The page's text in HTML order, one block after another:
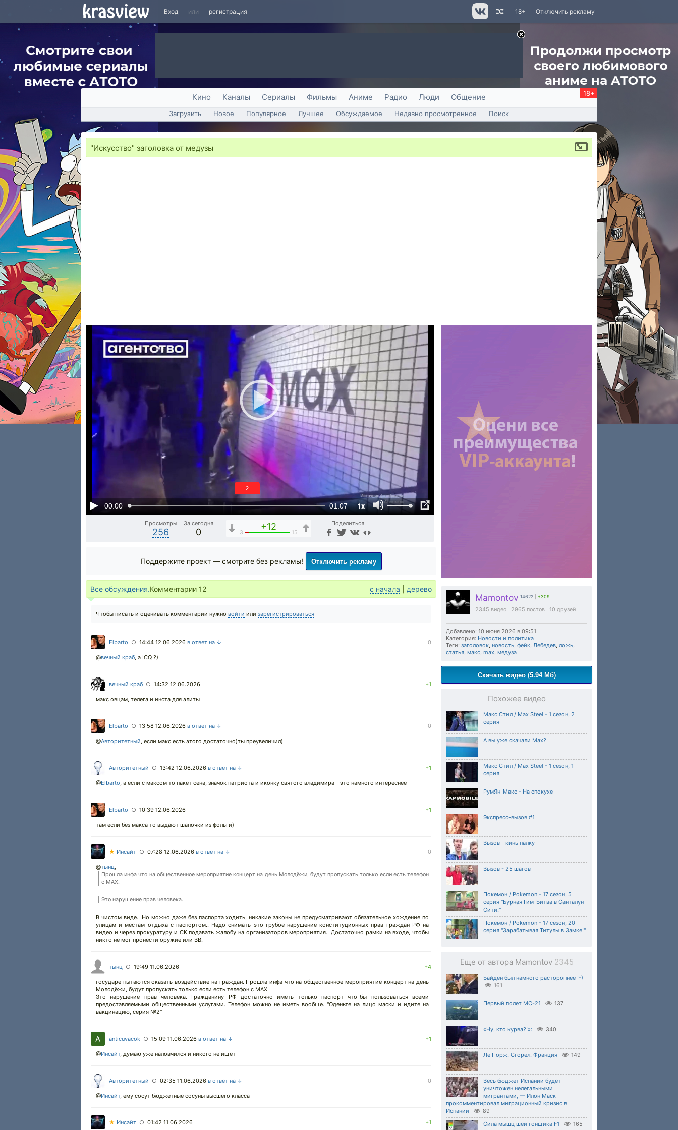
Вход или регистрация Отключить рекламу
18+
Кино Каналы Сериалы Фильмы Аниме Радио Люди Общение 18+
Загрузить Новое Популярное Лучшее Обсуждаемое Недавно просмотренное Поиск
"Искусство" заголовка от медузы
00:00 01:07 1x
1
Просмотры
256
За сегодня
0
+12
3 15
Поделиться
Mamontov 14622 +309
2345 видео 2965 постов 10 друзей
Добавлено: 10 июня 2026 в 09:51
Категория: Новости и политика
Теги: заголовок, новость, фейк, Лебедев, ложь,
статья, макс, max, медуза
Скачать видео (5.94 Мб)
Похожее видео
Макс Стил / Max Steel - 1 сезон, 2
серия
А вы уже скачали Max?
Макс Стил / Max Steel - 1 сезон, 1
серия
РумЯн-Макс - На спокухе
Экспресс-вызов #1
Вызов - кинь палку
Вызов - 25 шагов
Покемон / Pokemon - 17 сезон, 5
серия "Бурная Гим-Битва в Санталун-
Сити!"
Покемон / Pokemon - 17 сезон, 20
серия "Зарабатывая Титулы в Замке!"
Еще от автора Mamontov 2345
Байден был намного расторопнее :-)
161
Первый полет МС-21 137
«Ну, кто курва?!»: 340
Ле Порж. Сгорел. Франция 149
Весь бюджет Испании будет
уничтожен нелегальными
мигрантами, — Илон Маск
прокомментировал миграционный кризис в
Испании
89
Сила мышц шеи гонщика F1 165
Поддержите проект — смотрите без рекламы! Отключить рекламу
Все обсуждения.Комментарии 12 с начала дерево
Чтобы писать и оценивать комментарии нужно войти или зарегистрироваться
Elbarto ○ 14:44 12.06.2026 в ответ на ↓ 0
@вечный краб, а ICQ ?)
вечный краб ○ 14:32 12.06.2026 +1
макс овцам, телега и инста для элиты
Elbarto ○ 13:58 12.06.2026 в ответ на ↓ 0
@Авторитетный, если макс есть этого достаточно)ты преувеличил)
Авторитетный ○ 13:42 12.06.2026 в ответ на ↓ +1
@Elbarto, а если с максом то пакет сена, значок патриота и иконку святого владимира - это намного интереснее
Elbarto ○ 10:39 12.06.2026 +1
там если без макса то выдают шапочки из фольги)
★ Инсайт ○ 07:28 12.06.2026 в ответ на ↓ 0
@тынц,
Прошла инфа что на общественное мероприятие концерт на день Молодёжи, будут пропускать только если есть телефон
с МАХ.
Это нарушение прав человека.
В чистом виде.. Но можно даже без паспорта ходить, никакие законы не предусматривают обязательное хождение по
улицам и местам отдыха с паспортом.. Надо снимать это грубое нарушение конституционных прав граждан РФ на
видео и через прокуратуру и СК подавать жалобу на организаторов мероприятия.. Достаточно рамки на входе, чтобы
никто не мог пронести оружие или ВВ.
тынц ○ 19:49 11.06.2026 +4
государе пытаются оказать воздействие на граждан. Прошла инфа что на общественное мероприятие концерт на день
Молодёжи, будут пропускать только если есть телефон с МАХ.
Это нарушение прав человека. Гражданину РФ достаточно иметь только паспорт что-бы пользоваться всеми
предоставляемыми общественными услугами. Телефон можно не иметь вообще. "Оденьте на лицо маски и идите на
вакцинацию, серия №2"
anticuvacok ○ 15:09 11.06.2026 в ответ на ↓ +1
@Инсайт, думаю уже наловчился и никого не ищет
Авторитетный ○ 02:35 11.06.2026 в ответ на ↓ 0
@Инсайт, ему сосут бюджетные сосуны высшего класса
★ Инсайт ○ 01:42 11.06.2026 +1